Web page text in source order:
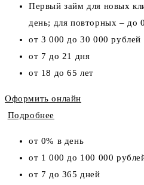
Первый займ для новых
день; для повторных – до
от 3 000 до 30 000 рублей
от 7 до 21 дня
от 18 до 65 лет
Оформить онлайн
Подробнее
от 0% в день
от 1 000 до 100 000
от 7 до 365 дней